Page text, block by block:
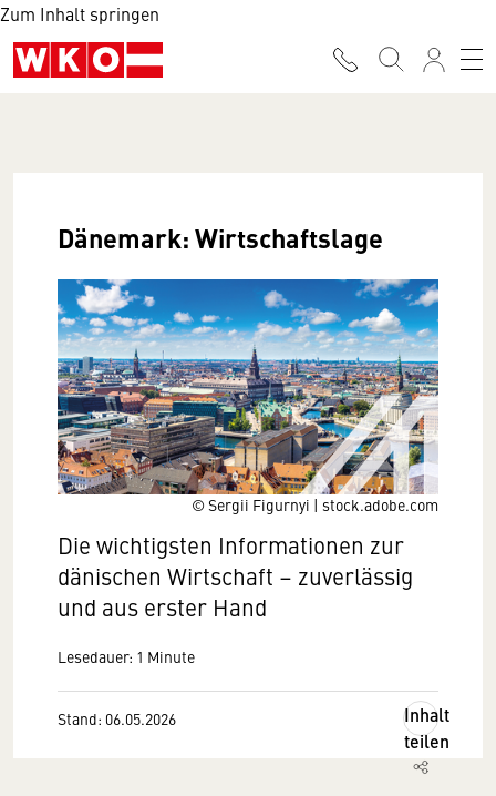
Zum Inhalt springen
© Sergii Figurnyi | stock.adobe.com
Dänemark: Wirtschaftslage
Die wichtigsten Informationen zur
dänischen Wirtschaft – zuverlässig
und aus erster Hand
Lesedauer: 1 Minute
Stand: 06.05.2026
Inhalt
teilen